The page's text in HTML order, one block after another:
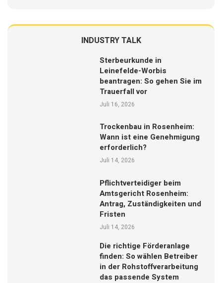
INDUSTRY TALK
Sterbeurkunde in
Leinefelde-Worbis
beantragen: So gehen Sie im
Trauerfall vor
Juli 16, 2026
Trockenbau in Rosenheim:
Wann ist eine Genehmigung
erforderlich?
Juli 14, 2026
Pflichtverteidiger beim
Amtsgericht Rosenheim:
Antrag, Zuständigkeiten und
Fristen
Juli 14, 2026
Die richtige Förderanlage
finden: So wählen Betreiber
in der Rohstoffverarbeitung
das passende System